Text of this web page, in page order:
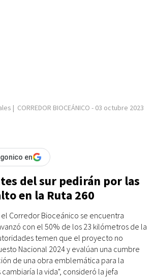
| CORREDOR BIOCEÁNICO - 03 octubre 2023
en
del sur pedirán por las
en la Ruta 260
Corredor Bioceánico se encuentra
con el 50% de los 23 kilómetros de la
temen que el proyecto no
Nacional 2024 y evalúan una cumbre
de una obra emblemática para la
cambiaría la vida", consideró la jefa